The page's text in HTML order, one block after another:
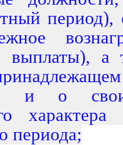
период),
выплаты), а
и о
периода;